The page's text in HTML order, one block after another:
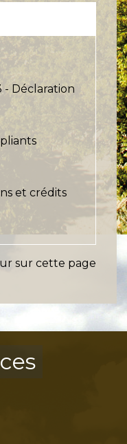
Déclaration
et crédits
sur cette page